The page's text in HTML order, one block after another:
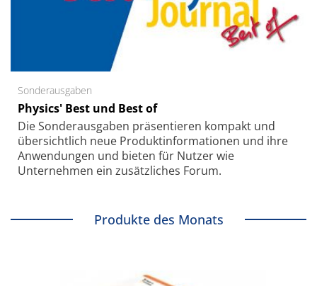
Sonderausgaben
Physics' Best und Best of
Die Sonder­ausgaben präsentieren kompakt und
übersichtlich neue Produkt­informationen und ihre
Anwendungen und bieten für Nutzer wie
Unternehmen ein zusätzliches Forum.
Produkte des Monats